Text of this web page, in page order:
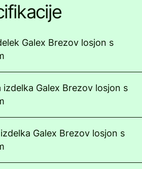
Galex Brezov losjon s
izdelka Galex Brezov losjon s
Galex Brezov losjon s